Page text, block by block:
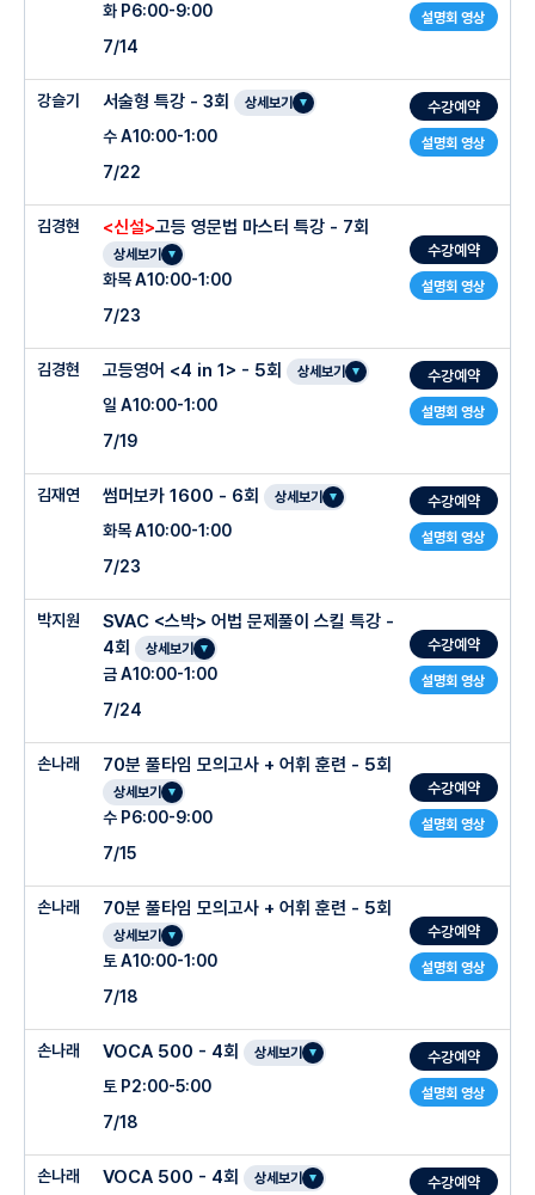
설명회 영상
화 P6:00-9:00
7/14
강슬기
설명회 영상
서술형 특강 - 3회 상세보기
수 A10:00-1:00
7/22
수강예약
김경현
설명회 영상
<신설>고등 영문법 마스터 특강 - 7회
상세보기
화목 A10:00-1:00
7/23
수강예약
김경현
설명회 영상
고등영어 <4 in 1> - 5회 상세보기
일 A10:00-1:00
7/19
수강예약
김재연
설명회 영상
썸머보카 1600 - 6회 상세보기
화목 A10:00-1:00
7/23
수강예약
박지원
설명회 영상
SVAC <스박> 어법 문제풀이 스킬 특강 -
4회
상세보기
금 A10:00-1:00
7/24
수강예약
손나래
설명회 영상
70분 풀타임 모의고사 + 어휘 훈련 - 5회
상세보기
수 P6:00-9:00
7/15
수강예약
손나래
설명회 영상
70분 풀타임 모의고사 + 어휘 훈련 - 5회
상세보기
토 A10:00-1:00
7/18
수강예약
손나래
설명회 영상
VOCA 500 - 4회 상세보기
토 P2:00-5:00
7/18
수강예약
손나래 VOCA 500 - 4회 상세보기 수강예약